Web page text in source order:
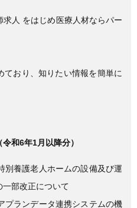
人 をはじめ医療人材ならパー
おり、知りたい情報を簡単に
和6年1月以降分）
別養護老人ホームの設備及び運
部改正について
プランデータ連携システムの機